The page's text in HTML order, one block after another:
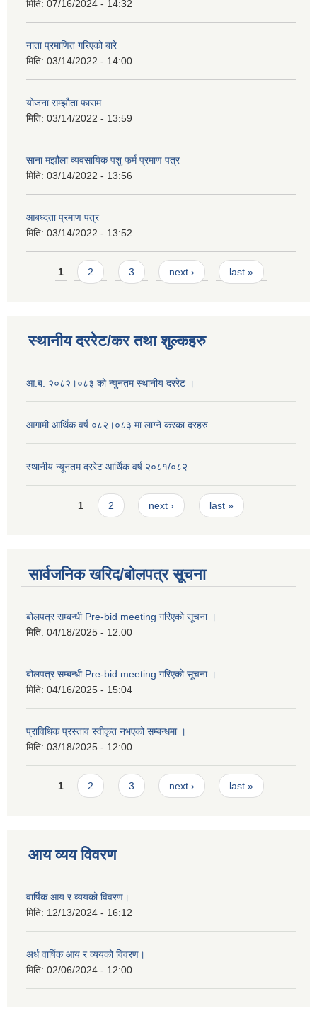
मिति: 07/16/2024 - 14:32
नाता प्रमाणित गरिएको बारे
मिति: 03/14/2022 - 14:00
योजना सम्झौता फाराम
मिति: 03/14/2022 - 13:59
साना मझौला व्यवसायिक पशु फर्म प्रमाण पत्र
मिति: 03/14/2022 - 13:56
आबध्दता प्रमाण पत्र
मिति: 03/14/2022 - 13:52
Pages
1 2 3 next › last »
स्थानीय दररेट/कर तथा शुल्कहरु
आ.ब. २०८२।०८३ को न्युनतम स्थानीय दररेट ।
आगामी आर्थिक वर्ष ०८२।०८३ मा लाग्ने करका दरहरु
स्थानीय न्यूनतम दररेट आर्थिक वर्ष २०८१/०८२
Pages1 2 next › last »
सार्वजनिक खरिद/बोलपत्र सूचना
बोलपत्र सम्बन्धी Pre-bid meeting गरिएको सूचना ।
मिति: 04/18/2025 - 12:00
बोलपत्र सम्बन्धी Pre-bid meeting गरिएको सूचना ।
मिति: 04/16/2025 - 15:04
प्राविधिक प्रस्ताव स्वीकृत नभएको सम्बन्धमा ।
मिति: 03/18/2025 - 12:00
Pages
1 2 3 next › last »
आय व्यय विवरण
वार्षिक आय र व्ययको विवरण।
मिति: 12/13/2024 - 16:12
अर्ध वार्षिक आय र व्ययको विवरण।
मिति: 02/06/2024 - 12:00